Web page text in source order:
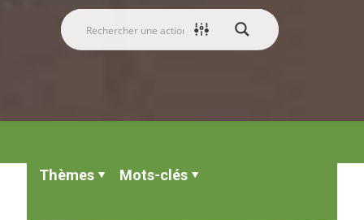
Thèmes Mots-clés